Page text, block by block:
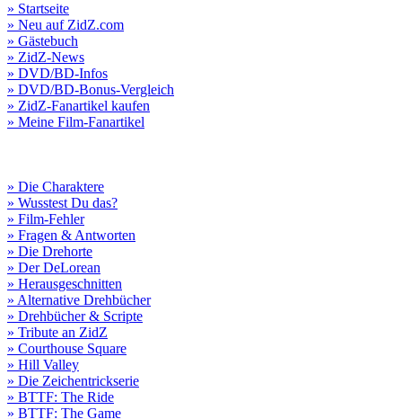
» Startseite
» Neu auf ZidZ.com
» Gästebuch
» ZidZ-News
» DVD/BD-Infos
» DVD/BD-Bonus-Vergleich
» ZidZ-Fanartikel kaufen
» Meine Film-Fanartikel
» Die Charaktere
» Wusstest Du das?
» Film-Fehler
» Fragen & Antworten
» Die Drehorte
» Der DeLorean
» Herausgeschnitten
» Alternative Drehbücher
» Drehbücher & Scripte
» Tribute an ZidZ
» Courthouse Square
» Hill Valley
» Die Zeichentrickserie
» BTTF: The Ride
» BTTF: The Game